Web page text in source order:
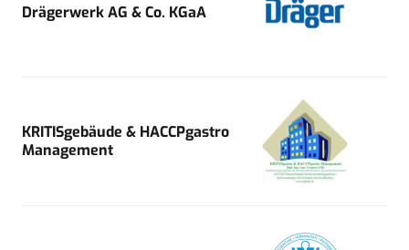
Drägerwerk AG & Co. KGaA
KRITISgebäude & HACCPgastro
Management